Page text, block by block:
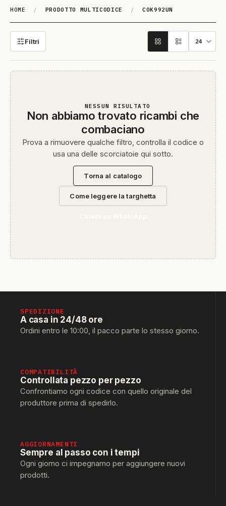
HOME / PRODOTTO MULTICODICE / COK992UN
COK992UN
Filtri
NESSUN RISULTATO
Non abbiamo trovato ricambi che
combaciano
Prova a rimuovere qualche filtro, controlla il codice o
usa una delle scorciatoie qui sotto.
Torna al catalogo
Come leggere la targhetta
SPEDIZIONE
A casa in 24/48 ore
Ordini entro le 10:00, il pacco parte lo stesso giorno.
COMPATIBILITÀ
Controllata pezzo per pezzo
Confrontiamo ogni codice con quello originale del
produttore prima di spedirlo.
AGGIORNAMENTI
Sempre al passo con i tempi
Ogni giorno ci impegnamo per aggiungere nuovi
prodotti.